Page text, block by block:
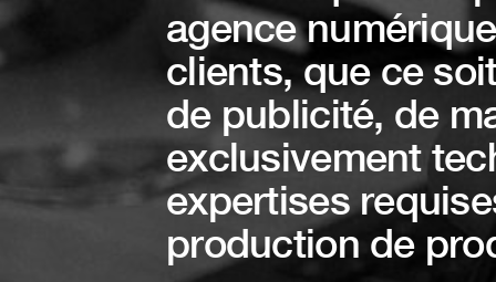
agence
clients, que ce
de publicité, de
exclusivement
expertises
production de